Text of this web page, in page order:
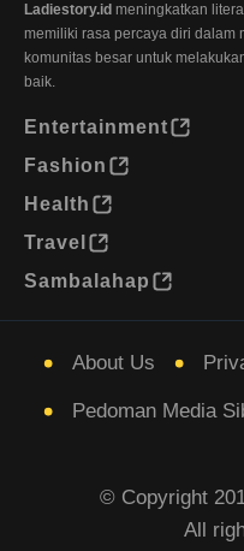
Ladiestory.id meningkatkan
memiliki rasa percaya diri dalam
komunitas besar untuk
baik.
Entertainment
Fashion
Health
Travel
Sambalahap
About Us
Pedoman Media
© Copyright
All